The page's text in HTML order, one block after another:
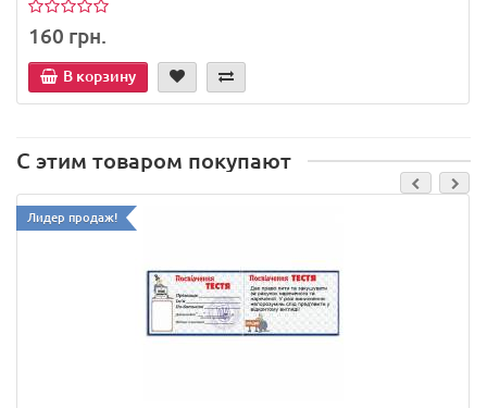
160 грн.
В корзину
С этим товаром покупают
Лидер продаж!